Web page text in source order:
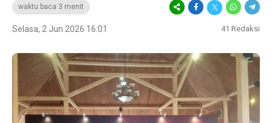
waktu baca 3 menit
Selasa, 2 Jun 2026 16:01 41 Redaksi